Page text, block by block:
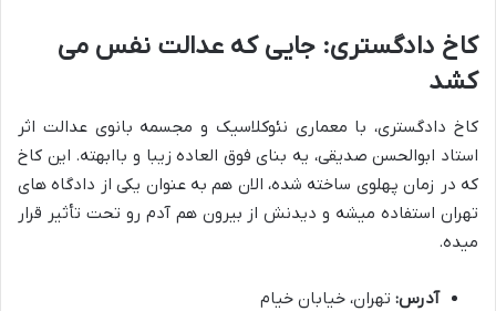
کاخ دادگستری: جایی که عدالت نفس می
کشد
کاخ دادگستری، با معماری نئوکلاسیک و مجسمه بانوی عدالت اثر
استاد ابوالحسن صدیقی، یه بنای فوق العاده زیبا و باابهته. این کاخ
که در زمان پهلوی ساخته شده، الان هم به عنوان یکی از دادگاه های
تهران استفاده میشه و دیدنش از بیرون هم آدم رو تحت تأثیر قرار
میده.
آدرس: تهران، خیابان خیام